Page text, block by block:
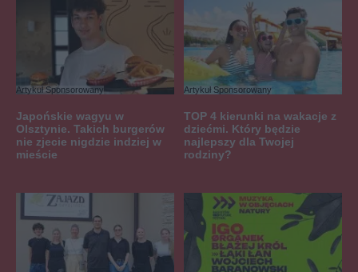
Artykuł Sponsorowany
Japońskie wagyu w
Olsztynie. Takich burgerów
nie zjecie nigdzie indziej w
mieście
Artykuł Sponsorowany
TOP 4 kierunki na wakacje z
dziećmi. Który będzie
najlepszy dla Twojej
rodziny?